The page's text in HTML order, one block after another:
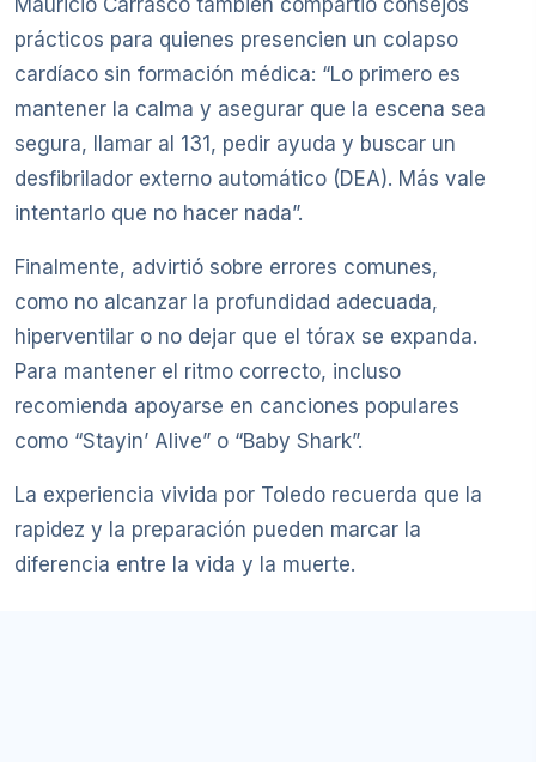
prácticos para quienes presencien un colapso
cardíaco sin formación médica: “Lo primero es
mantener la calma y asegurar que la escena sea
segura, llamar al 131, pedir ayuda y buscar un
desfibrilador externo automático (DEA). Más vale
intentarlo que no hacer nada”.
Finalmente, advirtió sobre errores comunes,
como no alcanzar la profundidad adecuada,
hiperventilar o no dejar que el tórax se expanda.
Para mantener el ritmo correcto, incluso
recomienda apoyarse en canciones populares
como “Stayin’ Alive” o “Baby Shark”.
La experiencia vivida por Toledo recuerda que la
rapidez y la preparación pueden marcar la
diferencia entre la vida y la muerte.